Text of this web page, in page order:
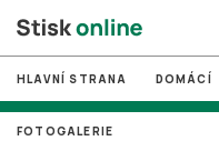
# MUNI
HLAVNÍ STRANA DOMÁCÍ
FOTOGALERIE